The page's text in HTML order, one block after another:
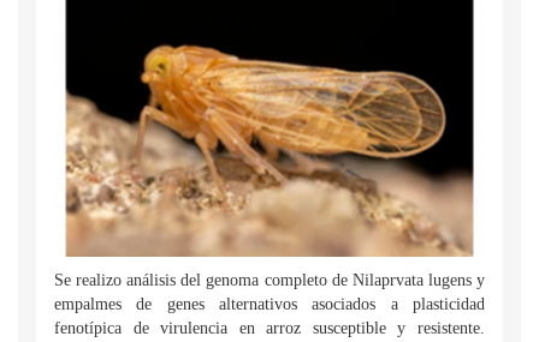
Se realizo análisis del genoma completo de Nilaprvata lugens y
empalmes de genes alternativos asociados a plasticidad
fenotípica de virulencia en arroz susceptible y resistente.